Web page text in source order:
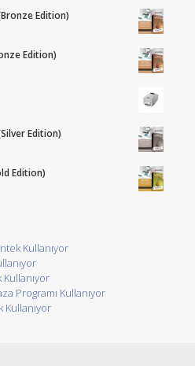
Edition)
Edition)
Edition)
Edition)
Kullanıyor
Programı Kullanıyor